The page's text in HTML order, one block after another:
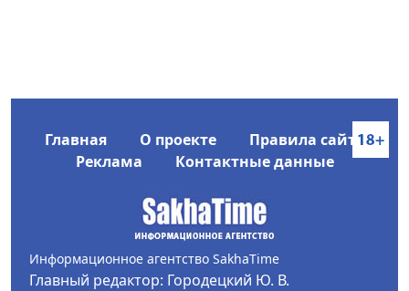
Главная О проекте
Правила сайта
Реклама
Контактные данные
Информационное агентство SakhaTime
Главный редактор: Городецкий Ю. В.